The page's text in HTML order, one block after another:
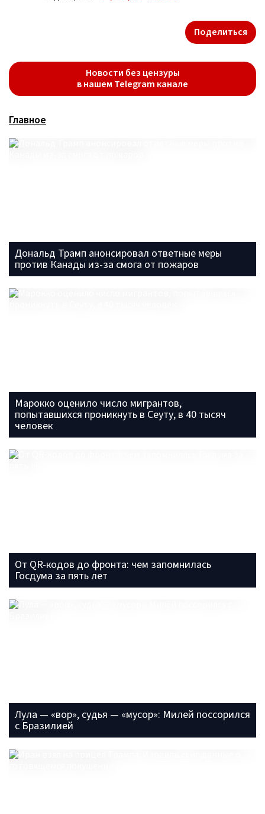
Поделиться
Новости без цензуры
в нашем Telegram канале
Главное
Дональд Трамп анонсировал ответные меры
против Канады из-за смога от пожаров
Марокко оценило число мигрантов,
попытавшихся проникнуть в Сеуту, в 40 тысяч
человек
От QR-кодов до фронта: чем запомнилась
Госдума за пять лет
Лула — «вор», судья — «мусор»: Милей поссорился
с Бразилией